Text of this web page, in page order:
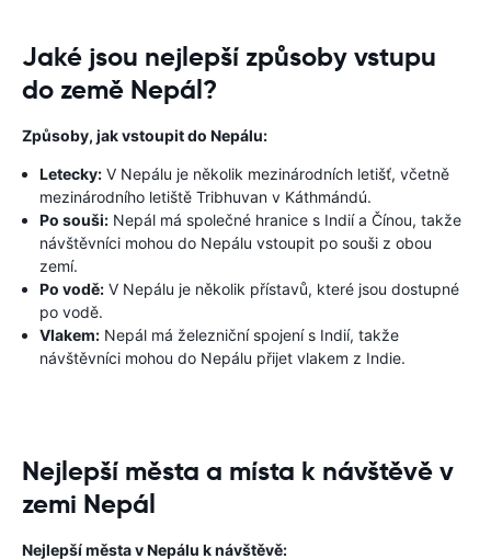
Jaké jsou nejlepší způsoby vstupu
do země Nepál?
Způsoby, jak vstoupit do Nepálu:
Letecky: V Nepálu je několik mezinárodních letišť, včetně
mezinárodního letiště Tribhuvan v Káthmándú.
Po souši: Nepál má společné hranice s Indií a Čínou, takže
návštěvníci mohou do Nepálu vstoupit po souši z obou
zemí.
Po vodě: V Nepálu je několik přístavů, které jsou dostupné
po vodě.
Vlakem: Nepál má železniční spojení s Indií, takže
návštěvníci mohou do Nepálu přijet vlakem z Indie.
Nejlepší města a místa k návštěvě v
zemi Nepál
Nejlepší města v Nepálu k návštěvě: